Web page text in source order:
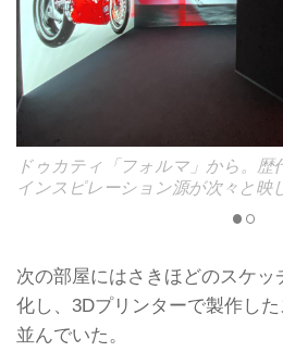
。歴代モデル、動物…新型の
と映し出される。
開
次の部屋にはさきほどのスケッ
化し、3Dプリンターで製作し
並んでいた。